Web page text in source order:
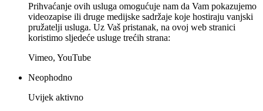
Prihvaćanje ovih usluga omogućuje nam da Vam pokazujemo
videozapise ili druge medijske sadržaje koje hostiraju vanjski
pružatelji usluga. Uz Vaš pristanak, na ovoj web stranici
koristimo sljedeće usluge trećih strana:
Vimeo, YouTube
Neophodno
Uvijek aktivno